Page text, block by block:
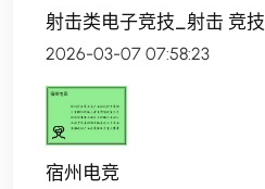
射击类电子竞技_射击 竞技
2026-03-07 07:58:23
宿州电竞